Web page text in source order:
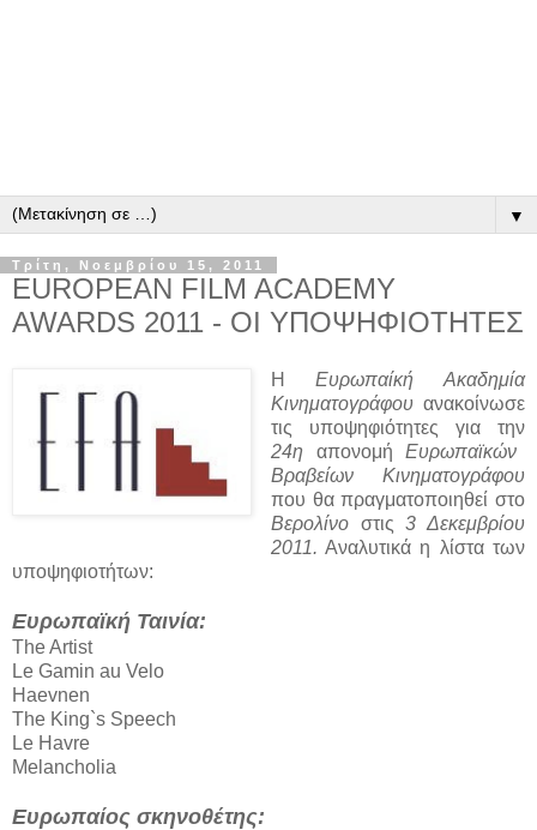
▼
Τρίτη, Νοεμβρίου 15, 2011
EUROPEAN FILM ACADEMY
AWARDS 2011 - ΟΙ ΥΠΟΨΗΦΙΟΤΗΤΕΣ
Η
Ευρωπαίκή Ακαδημία
Κινηματογράφου ανακοίνωσε
τις υποψηφιότητες για την
24η απονομήΕυρωπαϊκών
Βραβείων Κινηματογράφου
που θα πραγματοποιηθεί στο
Βερολίνοστις 3 Δεκεμβρίου
2011. Αναλυτικά η λίστα των
υποψηφιοτήτων:
Ευρωπαϊκή Ταινία:
The Artist
Le Gamin au Velo
Haevnen
The King`s Speech
Le Havre
Melancholia
Ευρωπαίος σκηνοθέτης: